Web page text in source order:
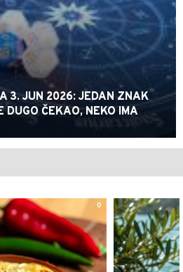
3. JUN 2026: JEDAN ZNAK
DUGO ČEKAO, NEKO IMA
0